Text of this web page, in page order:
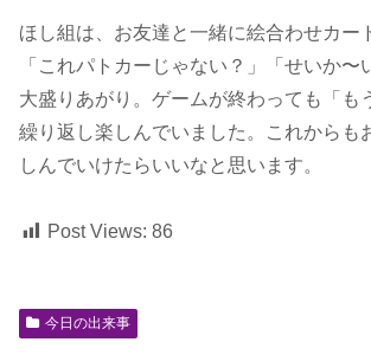
ほし組は、お友達と一緒に絵合わせカー
「これパトカーじゃない？」「せいか〜
大盛りあがり。ゲームが終わっても「も
繰り返し楽しんでいました。これからも
しんでいけたらいいなと思います。
Post Views: 86
今日の出来事